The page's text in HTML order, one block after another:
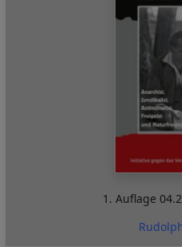
1. Auflage